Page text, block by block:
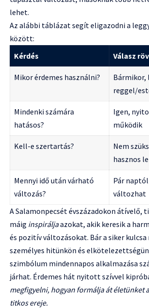
lehet.
Az alábbi táblázat segít eligazodni a
között:
Kérdés
Válasz
Mikor érdemes használni?
Bármikor,
reggel/
Mindenki számára
hatásos?
Igen,
működik
Kell-e szertartás?
Nem
hasznos
Mennyi idő után várható
változás?
Pár
változhat
A Salamonpecsét évszázadokon átívelő,
máig inspiráljaazokat, akik keresik a
és pozitív változásokat. Bár a siker kulcsa
személyes hitünkön és
szimbólum mindennapos alkalmazása
járhat. Érdemes hát nyitott szívvel
megfigyelni, hogyan formálja át életünket
titkos ereje.